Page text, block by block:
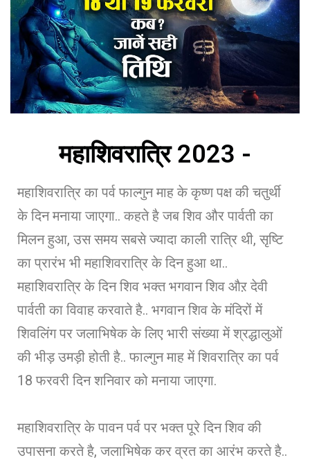
महाशिवरात्रि 2023 -
महाशिवरात्रि का पर्व फाल्गुन माह के कृष्ण पक्ष की चतुर्थी
के दिन मनाया जाएगा.. कहते है जब शिव और पार्वती का
मिलन हुआ, उस समय सबसे ज्यादा काली रात्रि थी, सृष्टि
का प्रारंभ भी महाशिवरात्रि के दिन हुआ था..
महाशिवरात्रि के दिन शिव भक्त भगवान शिव औऱ देवी
पार्वती का विवाह करवाते है.. भगवान शिव के मंदिरों में
शिवलिंग पर जलाभिषेक के लिए भारी संख्या में श्रद्धालुओं
की भीड़ उमड़ी होती है.. फाल्गुन माह में शिवरात्रि का पर्व
18 फरवरी दिन शनिवार को मनाया जाएगा.
महाशिवरात्रि के पावन पर्व पर भक्त पूरे दिन शिव की
उपासना करते है, जलाभिषेक कर व्रत का आरंभ करते है..